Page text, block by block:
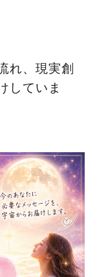
れ、現実創
していま